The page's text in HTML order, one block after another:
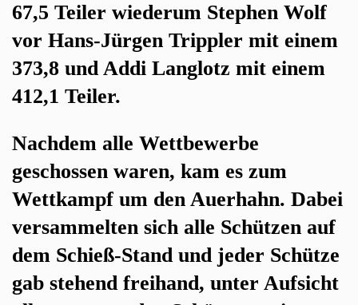
67,5 Teiler wiederum Stephen Wolf
vor Hans-Jürgen Trippler mit einem
373,8 und Addi Langlotz mit einem
412,1 Teiler.
Nachdem alle Wettbewerbe
geschossen waren, kam es zum
Wettkampf um den Auerhahn. Dabei
versammelten sich alle Schützen auf
dem Schieß-Stand und jeder Schütze
gab stehend freihand, unter Aufsicht